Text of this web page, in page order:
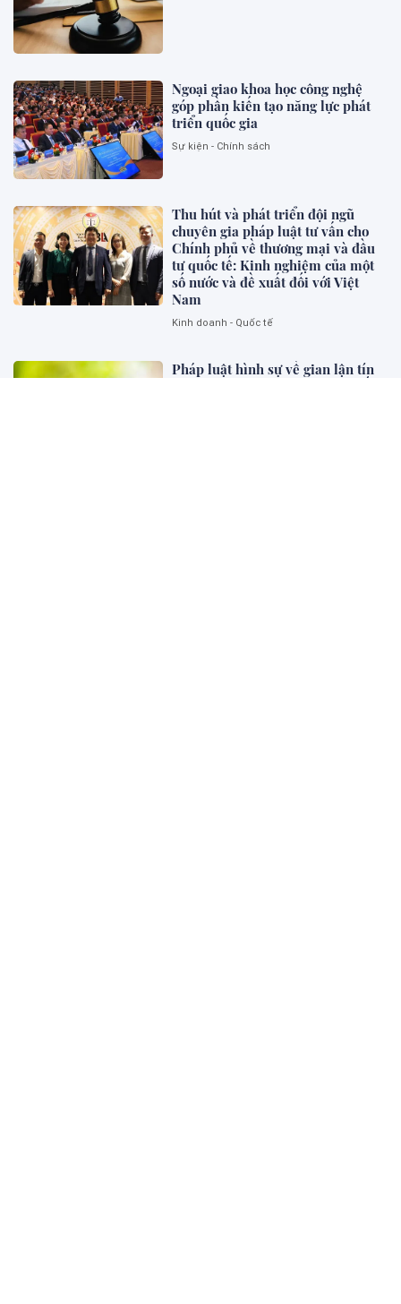
Ngoại giao khoa học công nghệ
góp phần kiến tạo năng lực phát
triển quốc gia
Sự kiện - Chính sách
Thu hút và phát triển đội ngũ
chuyên gia pháp luật tư vấn cho
Chính phủ về thương mại và đầu
tư quốc tế: Kinh nghiệm của một
số nước và đề xuất đối với Việt
Nam
Kinh doanh - Quốc tế
Pháp luật hình sự về gian lận tín